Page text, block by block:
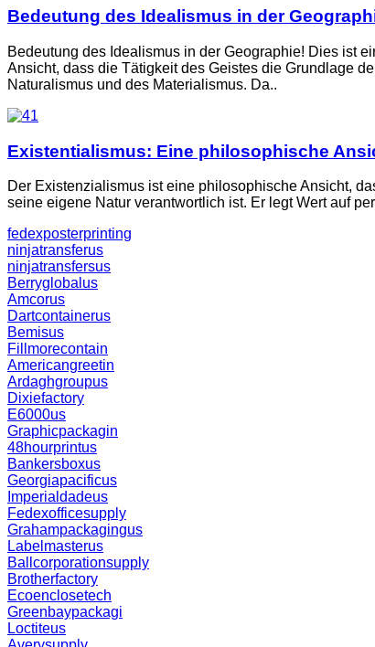
Bedeutung des Idealismus in der
Bedeutung des Idealismus in der Geographie! Dies ist
Ansicht, dass die Tätigkeit des Geistes die Grundlage
Naturalismus und des Materialismus. Da..
Existentialismus: Eine philosophische
Der Existenzialismus ist eine philosophische Ansicht,
seine eigene Natur verantwortlich ist. Er legt Wert auf
fedexposterprinting
ninjatransferus
ninjatransfersus
Berryglobalus
Amcorus
Dartcontainerus
Bemisus
Fillmorecontain
Americangreetin
Ardaghgroupus
Dixiefactory
E6000us
Graphicpackagin
48hourprintus
Bankersboxus
Georgiapacificus
Imperialdadeus
Fedexofficesupply
Grahampackagingus
Labelmasterus
Ballcorporationsupply
Brotherfactory
Ecoenclosetech
Greenbaypackagi
Loctiteus